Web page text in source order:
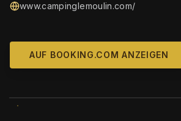
www.campinglemoulin.com/
AUF BOOKING.COM ANZEIGEN